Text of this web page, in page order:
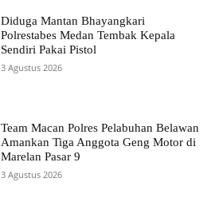
Diduga Mantan Bhayangkari
Polrestabes Medan Tembak Kepala
Sendiri Pakai Pistol
3 Agustus 2026
Team Macan Polres Pelabuhan Belawan
Amankan Tiga Anggota Geng Motor di
Marelan Pasar 9
3 Agustus 2026